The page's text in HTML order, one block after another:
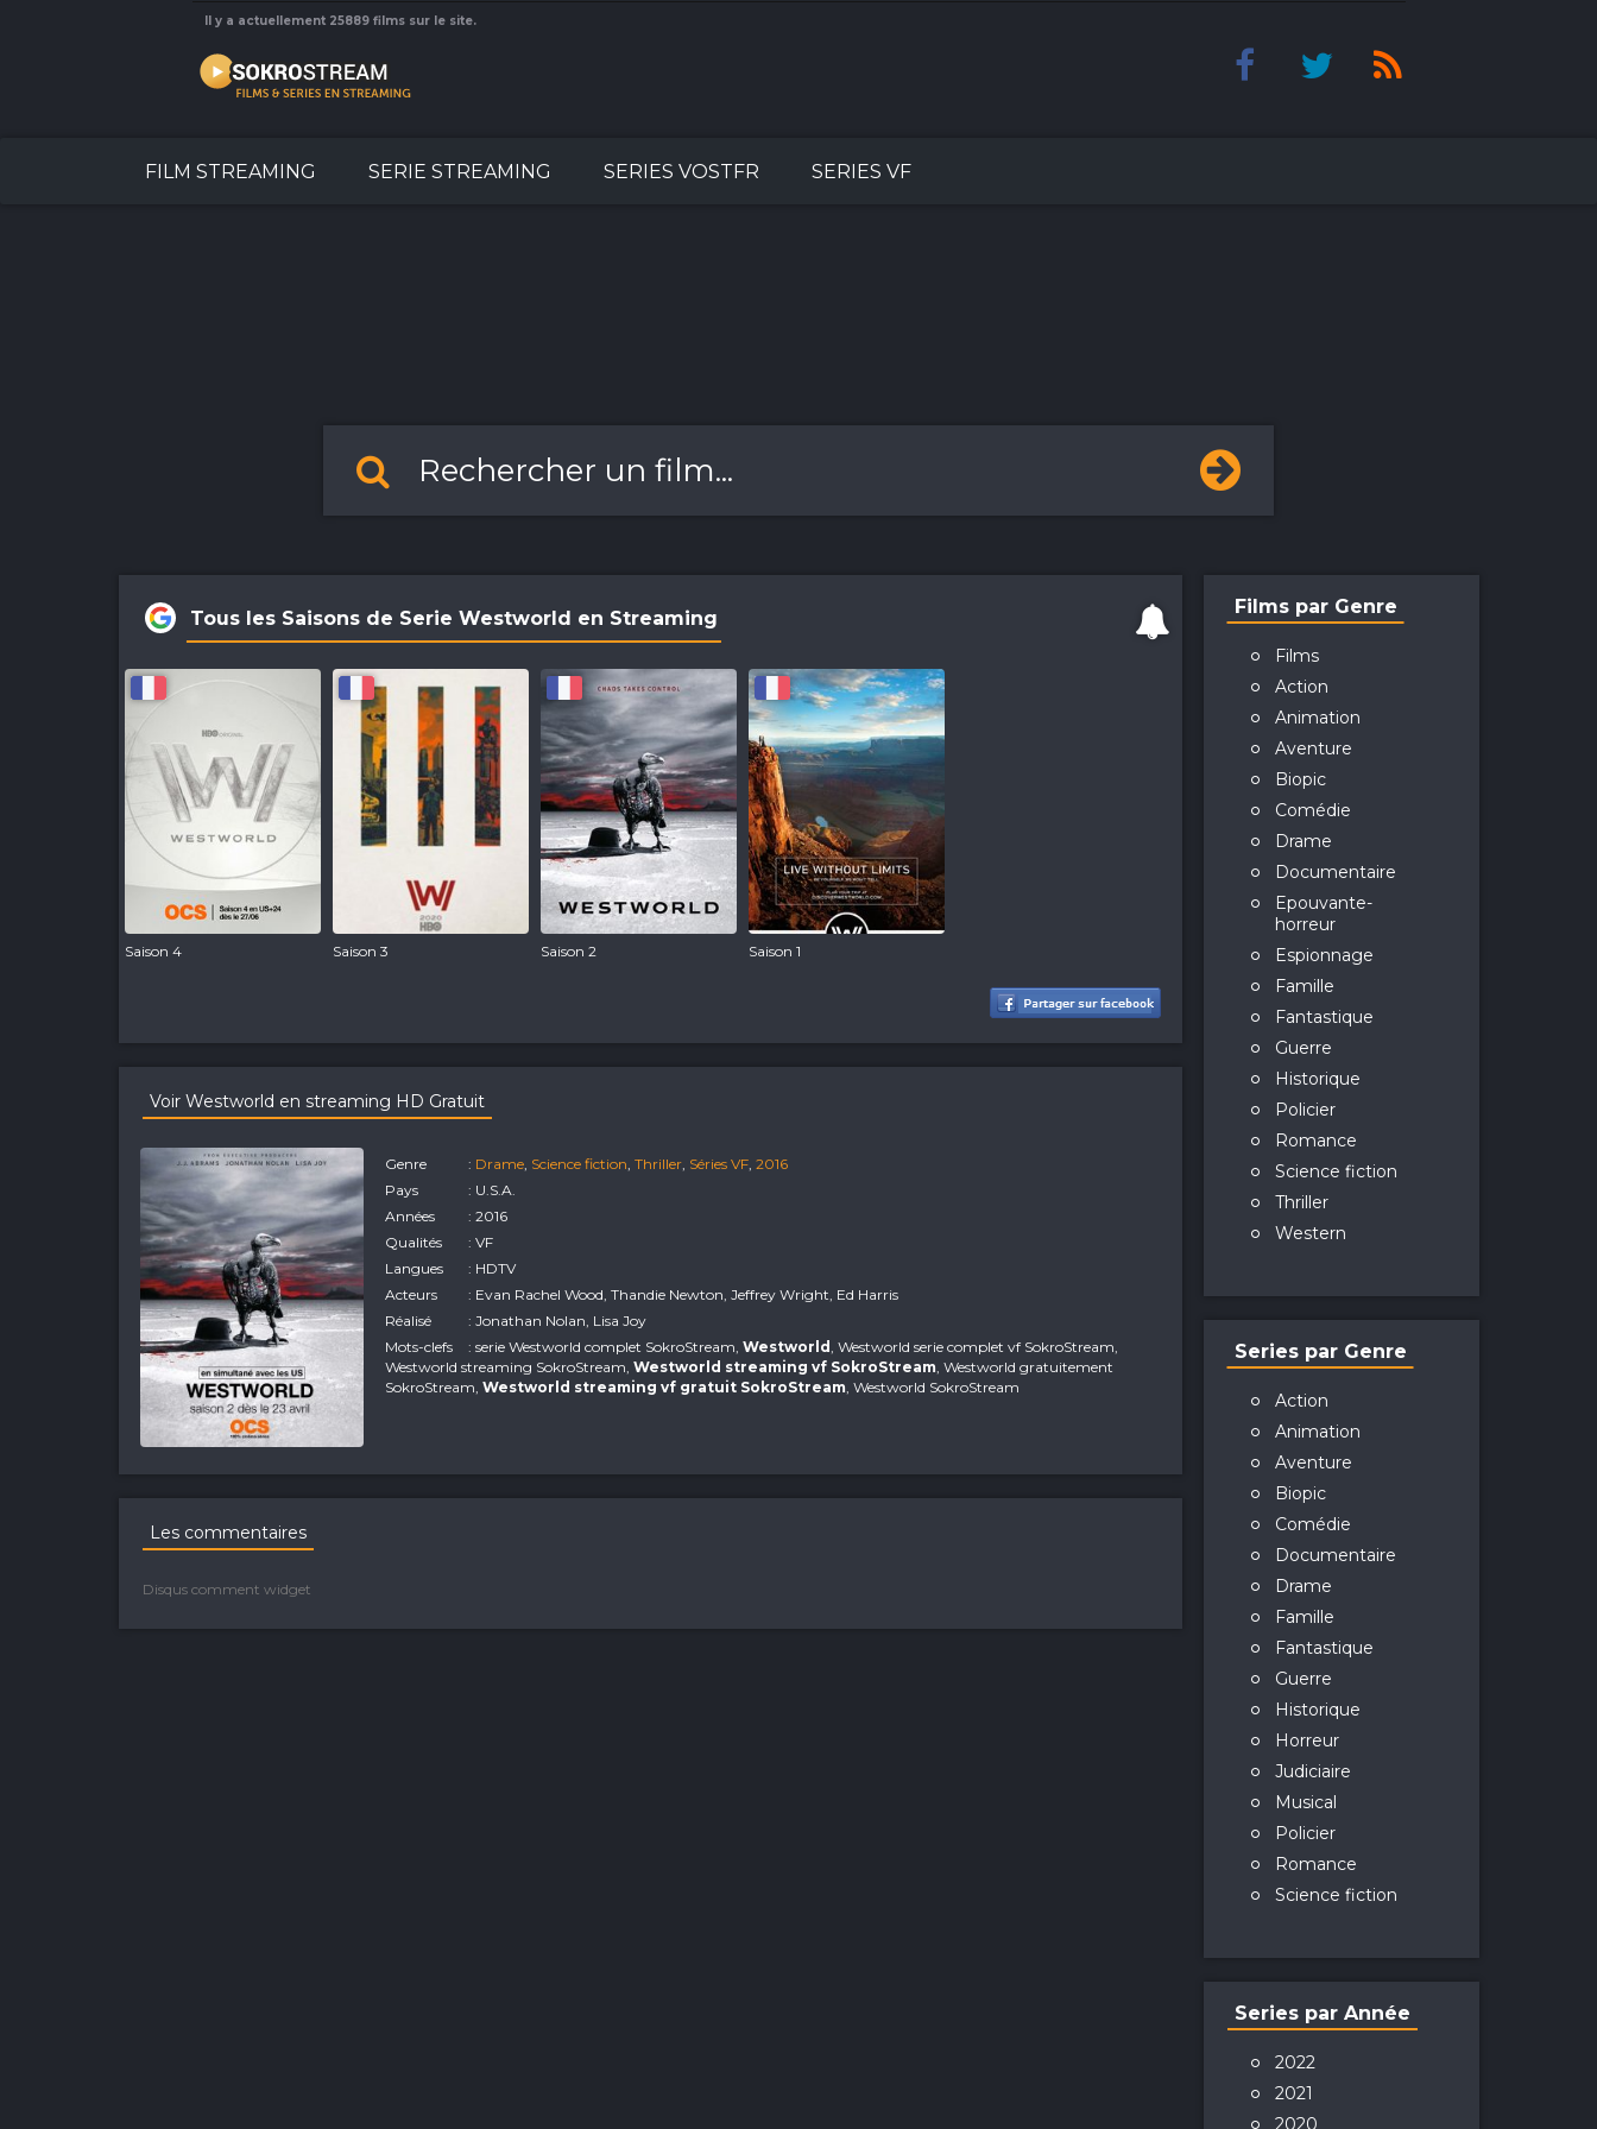
Il y a actuellement 25889 films sur le site.
FILM STREAMING SERIE STREAMING SERIES VOSTFR SERIES VF
Tous les Saisons de Serie Westworld en Streaming
Saison 4 Saison 3 Saison 2 Saison 1
Voir Westworld en streaming HD Gratuit
Genre : Drame, Science fiction,Thriller, Séries VF,2016
Pays
: U.S.A.
Années
: 2016
Qualités
: VF
Langues
: HDTV
Acteurs
: Evan Rachel Wood, Thandie Newton, Jeffrey Wright, Ed Harris
Réalisé
: Jonathan Nolan, Lisa Joy
Mots-clefs
: serie Westworld complet SokroStream,Westworld, Westworld serie complet vf SokroStream,
Westworld streaming SokroStream,Westworld streaming vf SokroStream, Westworld gratuitement
SokroStream,Westworld streaming vf gratuit SokroStream, Westworld SokroStream
Les commentaires
Disqus comment widget
Films par Genre
Films
Action
Animation
Aventure
Biopic
Comédie
Drame
Documentaire
Epouvante-
horreur
Espionnage
Famille
Fantastique
Guerre
Historique
Policier
Romance
Science fiction
Thriller
Western
Series par Genre
Action
Animation
Aventure
Biopic
Comédie
Documentaire
Drame
Famille
Fantastique
Guerre
Historique
Horreur
Judiciaire
Musical
Policier
Romance
Science fiction
Series par Année
2022
2021
2020